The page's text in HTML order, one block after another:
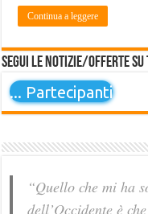
Continua a leggere
Segui le notizie/offerte su
... Partecipanti
“Quello che mi ha
dell’Occidente è